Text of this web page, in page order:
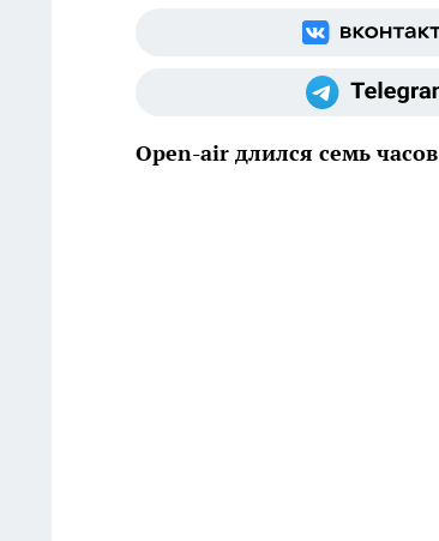
Оpen-air длился семь часов